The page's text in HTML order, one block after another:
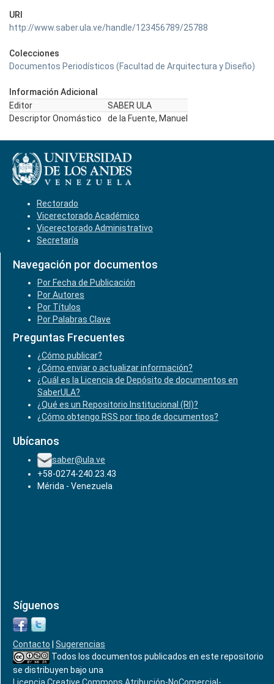
URI
http://www.saber.ula.ve/handle/123456789/25788
Colecciones
Documentos Periodísticos (Facultad de Arquitectura y Diseño)
Información Adicional
Editor
SABER ULA
Descriptor Onomástico
de la Fuente, Manuel
Rectorado
Vicerectorado Académico
Vicerectorado Administrativo
Secretaría
Navegación por documentos
Por Fecha de Publicación
Por Autores
Por Títulos
Por Palabras Clave
Preguntas Frecuentes
¿Cómo publicar?
¿Cómo enviar o actualizar información?
¿Cuál es la Licencia de Depósito de documentos en
SaberULA?
¿Qué es un Repositorio Institucional (RI)?
¿Cómo obtengo RSS por tipo de documentos?
Ubícanos
saber@ula.ve
+58-0274-240.23.43
Mérida - Venezuela
Síguenos
Contacto
Sugerencias
Todos los documentos publicados en este repositorio
se distribuyen bajo una
Licencia Creative Commons Atribución-NoComercial-